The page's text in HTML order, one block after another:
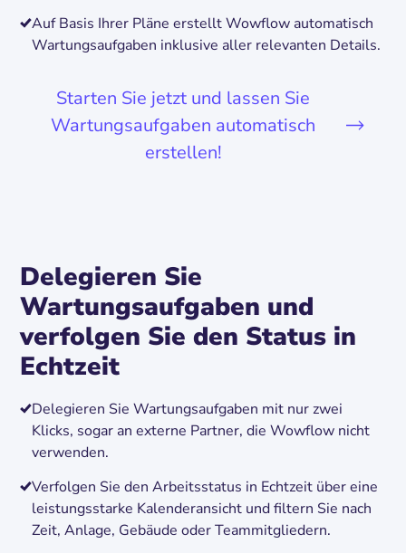
Auf Basis Ihrer Pläne erstellt Wowflow automatisch
Wartungsaufgaben inklusive aller relevanten Details.
Starten Sie jetzt und lassen Sie
Wartungsaufgaben automatisch
erstellen!
Delegieren Sie
Wartungsaufgaben und
verfolgen Sie den Status in
Echtzeit
Delegieren Sie Wartungsaufgaben mit nur zwei
Klicks, sogar an externe Partner, die Wowflow nicht
verwenden.
Verfolgen Sie den Arbeitsstatus in Echtzeit über eine
leistungsstarke Kalenderansicht und filtern Sie nach
Zeit, Anlage, Gebäude oder Teammitgliedern.